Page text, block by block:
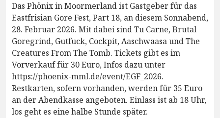
Das Phönix in Moormerland ist Gastgeber für das
Eastfrisian Gore Fest, Part 18, an diesem Sonnabend,
28. Februar 2026. Mit dabei sind Tu Carne, Brutal
Goregrind, Gutfuck, Cockpit, Aaschwaasa und The
Creatures From The Tomb. Tickets gibt es im
Vorverkauf für 30 Euro, Infos dazu unter
https://phoenix-mml.de/event/EGF_2026.
Restkarten, sofern vorhanden, werden für 35 Euro
an der Abendkasse angeboten. Einlass ist ab 18 Uhr,
los geht es eine halbe Stunde später.